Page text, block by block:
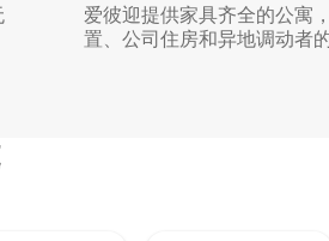
爱彼迎提供家具齐全的公寓
置、公司住房和异地调动者的